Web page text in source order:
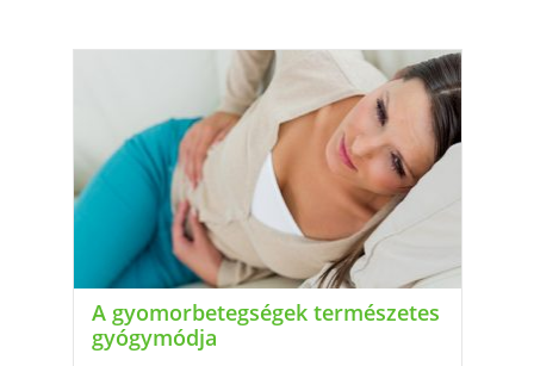
A gyomorbetegségek természetes
gyógymódja